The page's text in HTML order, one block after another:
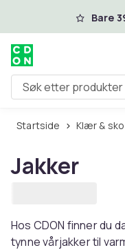
Hopp til Bare
Søk etter produkter
Startside Klær & sko
Jakker
Hos CDON finner du
tynne vårjakker til